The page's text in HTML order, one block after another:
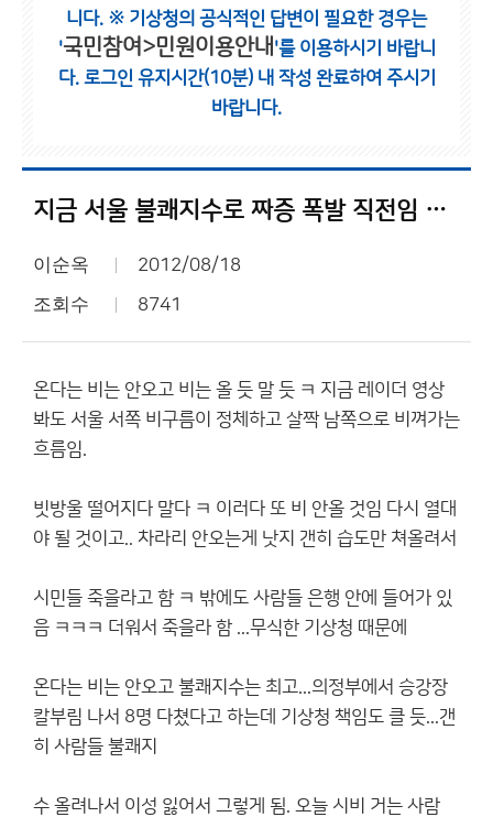
니다. ※ 기상청의 공식적인 답변이 필요한 경우는
'국민참여>민원이용안내 '를 이용하시기 바랍니
다. 로그인 유지시간(10분) 내 작성 완료하여 주시기
바랍니다.
지금 서울 불쾌지수로 짜증 폭발 직전임 8시 현재 ㅋ 의정부 사건도 ㅋ
이순옥 2012/08/18
조회수 8741
온다는 비는 안오고 비는 올 듯 말 듯 ㅋ 지금 레이더 영상
봐도 서울 서쪽 비구름이 정체하고 살짝 남쪽으로 비껴가는
흐름임.
빗방울 떨어지다 말다 ㅋ 이러다 또 비 안올 것임 다시 열대
야 될 것이고.. 차라리 안오는게 낫지 갠히 습도만 쳐올려서
시민들 죽을라고 함 ㅋ 밖에도 사람들 은행 안에 들어가 있
음 ㅋㅋㅋ 더워서 죽을라 함 ...무식한 기상청 때문에
온다는 비는 안오고 불쾌지수는 최고...의정부에서 승강장
칼부림 나서 8명 다쳤다고 하는데 기상청 책임도 클 듯...갠
히 사람들 불쾌지
수 올려나서 이성 잃어서 그렇게 됨. 오늘 시비 거는 사람